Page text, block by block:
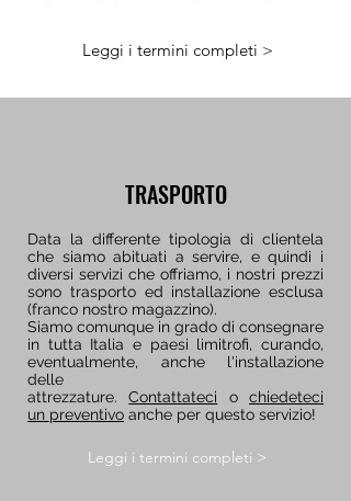
Leggi i termini completi >
TRASPORTO
Data la differente tipologia di clientela
che siamo abituati a servire, e quindi i
diversi servizi che offriamo, i nostri prezzi
sono trasporto ed installazione esclusa
(franco nostro magazzino).
Siamo comunque in grado di consegnare
in tutta Italia e paesi limitrofi, curando,
eventualmente, anche l'installazione
delle
attrezzature.Contattateci ochiedeteci
un preventivo anche per questo servizio!
Leggi i termini completi >